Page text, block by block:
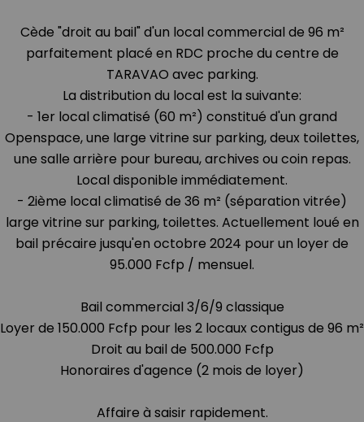
Cède "droit au bail" d'un local commercial de 96 m²
parfaitement placé en RDC proche du centre de
TARAVAO avec parking.
La distribution du local est la suivante:
- 1er local climatisé (60 m²) constitué d'un grand
Openspace, une large vitrine sur parking, deux toilettes,
une salle arrière pour bureau, archives ou coin repas.
Local disponible immédiatement.
- 2ième local climatisé de 36 m² (séparation vitrée)
large vitrine sur parking, toilettes. Actuellement loué en
bail précaire jusqu'en octobre 2024 pour un loyer de
95.000 Fcfp / mensuel.
Bail commercial 3/6/9 classique
Loyer de 150.000 Fcfp pour les 2 locaux contigus de 96 m²
Droit au bail de 500.000 Fcfp
Honoraires d'agence (2 mois de loyer)
Affaire à saisir rapidement.